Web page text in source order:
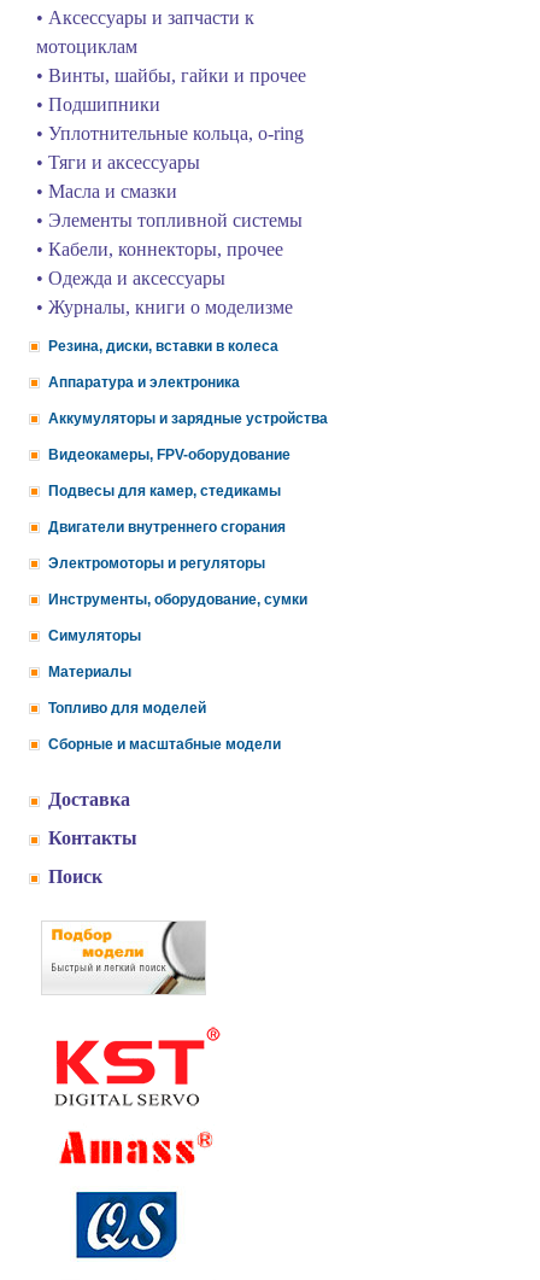
• Аксессуары и запчасти к
мотоциклам
• Винты, шайбы, гайки и прочее
• Подшипники
• Уплотнительные кольца, o-ring
• Тяги и аксессуары
• Масла и смазки
• Элементы топливной системы
• Кабели, коннекторы, прочее
• Одежда и аксессуары
• Журналы, книги о моделизме
Резина, диски, вставки в колеса
Аппаратура и электроника
Аккумуляторы и зарядные устройства
Видеокамеры, FPV-оборудование
Подвесы для камер, стедикамы
Двигатели внутреннего сгорания
Электромоторы и регуляторы
Инструменты, оборудование, сумки
Симуляторы
Материалы
Топливо для моделей
Сборные и масштабные модели
Доставка
Контакты
Поиск